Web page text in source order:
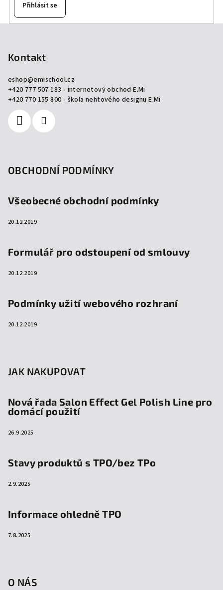
Přihlásit se
Kontakt
eshop@emischool.cz
+420 777 507 183 - internetový obchod E.Mi
+420 770 155 800 - škola nehtového designu E.Mi
OBCHODNÍ PODMÍNKY
Všeobecné obchodní podmínky
20.12.2019
Formulář pro odstoupení od smlouvy
20.12.2019
Podmínky užití webového rozhraní
20.12.2019
JAK NAKUPOVAT
Nová řada Salon Effect Gel Polish Line pro
domácí použití
26.9.2025
Stavy produktů s TPO/bez TPo
2.9.2025
Informace ohledně TPO
7.8.2025
O NÁS